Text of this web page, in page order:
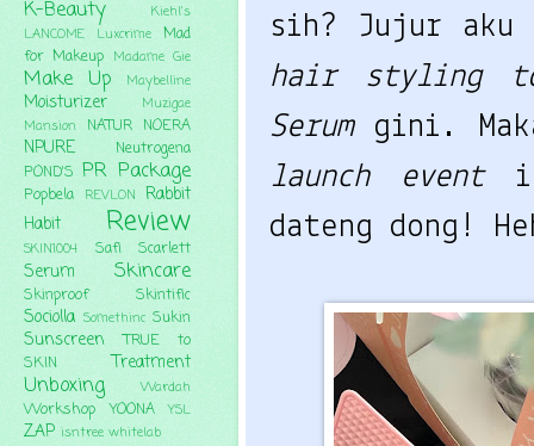
sih? Jujur
hair styling
Serum gini.
launch event
dateng dong!
K-Beauty
Kiehl's
LANCOME
Luxcrime
Mad
for Makeup Madame Gie
Make Up Maybelline
Moisturizer
Muzigae
Mansion NATUR NOERA
NPURE
Neutrogena
POND'S PR Package
Popbela REVLON Rabbit
Habit
Review
SKIN1004 Safi Scarlett
Serum Skincare
Skinproof Skintific
Sociolla Somethinc Sukin
Sunscreen
TRUE to
SKIN
Treatment
Unboxing Wardah
Workshop YOONA YSL
ZAP isntree whitelab